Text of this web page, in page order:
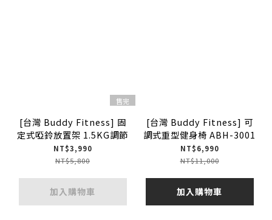
售完
[台灣 Buddy Fitness] 固
定式啞鈴放置架 1.5KG調節
NT$3,990
NT$5,800
加入購物車
[台灣 Buddy Fitness] 可
調式重型健身椅 ABH-3001
NT$6,990
NT$11,000
加入購物車